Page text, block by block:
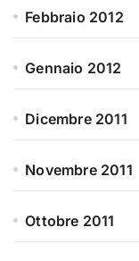
Febbraio 2012
Gennaio 2012
Dicembre 2011
Novembre 2011
Ottobre 2011